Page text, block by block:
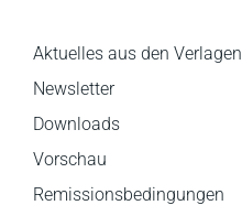
Aktuelles aus den Verlagen
Newsletter
Downloads
Vorschau
Remissionsbedingungen